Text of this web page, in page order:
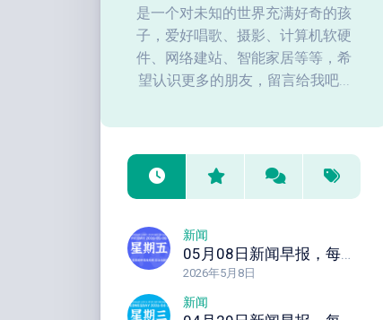
是一个对未知的世界充满好奇的孩
子，爱好唱歌、摄影、计算机软硬
件、网络建站、智能家居等等，希
望认识更多的朋友，留言给我吧...
新闻
05月08日新闻早报，每天60秒读懂全世界！
2026年5月8日
新闻